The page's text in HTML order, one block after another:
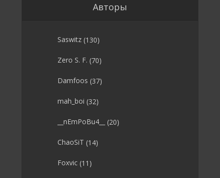
Авторы
Saswitz (130)
Zero S. F. (70)
Damfoos (37)
mah_boi (32)
__nEmPoBu4__ (20)
ChaoSiT (14)
Foxvic (11)